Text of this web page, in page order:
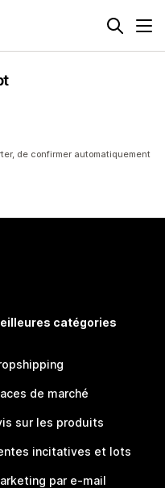
de confirmer automatiquement
catégories
de marché
sur les produits
incitatives et lots
par e-mail